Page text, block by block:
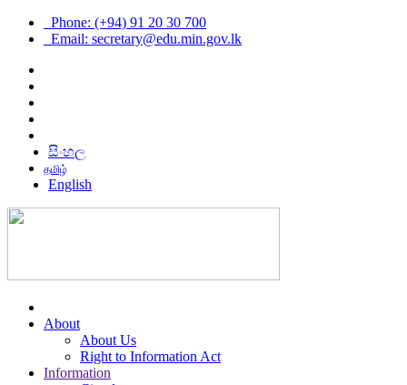
Phone: (+94) 91 20 30 700
Email: secretary@edu.min.gov.lk
සිංහල
தமிழ்
English
About
About Us
Right to Information Act
Information